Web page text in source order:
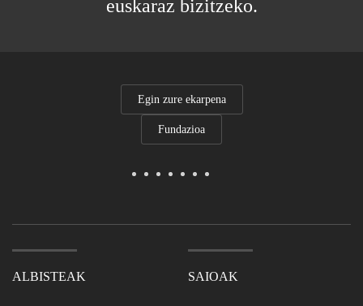
euskaraz bizitzeko.
Egin zure ekarpena
Fundazioa
ALBISTEAK SAIOAK